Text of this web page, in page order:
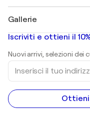
Banksy
Mr. Brainwash
Shepard Fairey
Quadri astratti in
Dipinti di paesaggi
sculture
Dipinti acrilici
Gallerie
Gallerie d’arte in Italia
Iscriviti e ottieni il
Nuovi arrivi, selezioni dei
Inserisci
tuo
indirizzo
email
Ottieni